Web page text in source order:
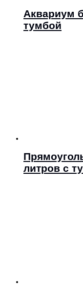
Аквариум
тумбой
литров с